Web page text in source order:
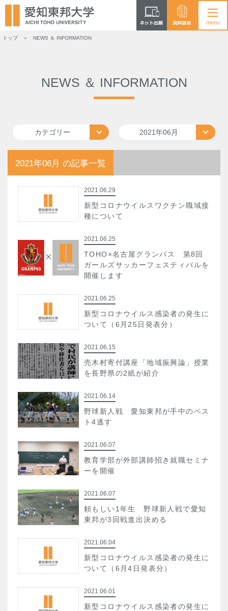
トップ NEWS ＆ INFORMATION
NEWS ＆ INFORMATION
カテゴリー 2021年06月
2021年06月 の記事一覧
2021.06.29
新型コロナウイルスワクチン職域接
種について
2021.06.25
TOHO×名古屋グランパス 第8回
ガールズサッカーフェスティバルを
開催します
2021.06.25
新型コロナウイルス感染者の発生に
ついて（6月25日発表分）
2021.06.15
売木村寄付講座「地域振興論」授業
を長野県の2紙が紹介
2021.06.14
野球新人戦 愛知東邦が手中のベス
ト4逃す
2021.06.07
教育学部が外部講師招き就職セミナ
ーを開催
2021.06.07
頼もしい1年生 野球新人戦で愛知
東邦が3回戦進出決める
2021.06.04
新型コロナウイルス感染者の発生に
ついて（6月4日発表分）
2021.06.01
新型コロナウイルス感染者の発生に